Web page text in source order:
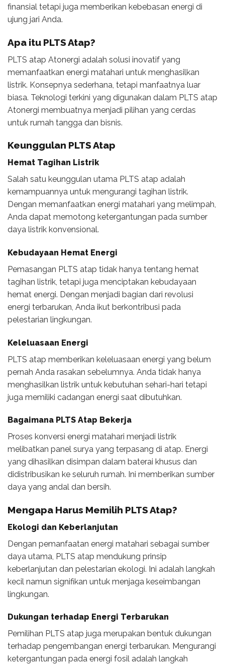
finansial tetapi juga memberikan kebebasan energi di
ujung jari Anda.
Apa itu PLTS Atap?
PLTS atap Atonergi adalah solusi inovatif yang
memanfaatkan energi matahari untuk menghasilkan
listrik. Konsepnya sederhana, tetapi manfaatnya luar
biasa. Teknologi terkini yang digunakan dalam PLTS atap
Atonergi membuatnya menjadi pilihan yang cerdas
untuk rumah tangga dan bisnis.
Keunggulan PLTS Atap
Hemat Tagihan Listrik
Salah satu keunggulan utama PLTS atap adalah
kemampuannya untuk mengurangi tagihan listrik.
Dengan memanfaatkan energi matahari yang melimpah,
Anda dapat memotong ketergantungan pada sumber
daya listrik konvensional.
Kebudayaan Hemat Energi
Pemasangan PLTS atap tidak hanya tentang hemat
tagihan listrik, tetapi juga menciptakan kebudayaan
hemat energi. Dengan menjadi bagian dari revolusi
energi terbarukan, Anda ikut berkontribusi pada
pelestarian lingkungan.
Keleluasaan Energi
PLTS atap memberikan keleluasaan energi yang belum
pernah Anda rasakan sebelumnya. Anda tidak hanya
menghasilkan listrik untuk kebutuhan sehari-hari tetapi
juga memiliki cadangan energi saat dibutuhkan.
Bagaimana PLTS Atap Bekerja
Proses konversi energi matahari menjadi listrik
melibatkan panel surya yang terpasang di atap. Energi
yang dihasilkan disimpan dalam baterai khusus dan
didistribusikan ke seluruh rumah. Ini memberikan sumber
daya yang andal dan bersih.
Mengapa Harus Memilih PLTS Atap?
Ekologi dan Keberlanjutan
Dengan pemanfaatan energi matahari sebagai sumber
daya utama, PLTS atap mendukung prinsip
keberlanjutan dan pelestarian ekologi. Ini adalah langkah
kecil namun signifikan untuk menjaga keseimbangan
lingkungan.
Dukungan terhadap Energi Terbarukan
Pemilihan PLTS atap juga merupakan bentuk dukungan
terhadap pengembangan energi terbarukan. Mengurangi
ketergantungan pada energi fosil adalah langkah